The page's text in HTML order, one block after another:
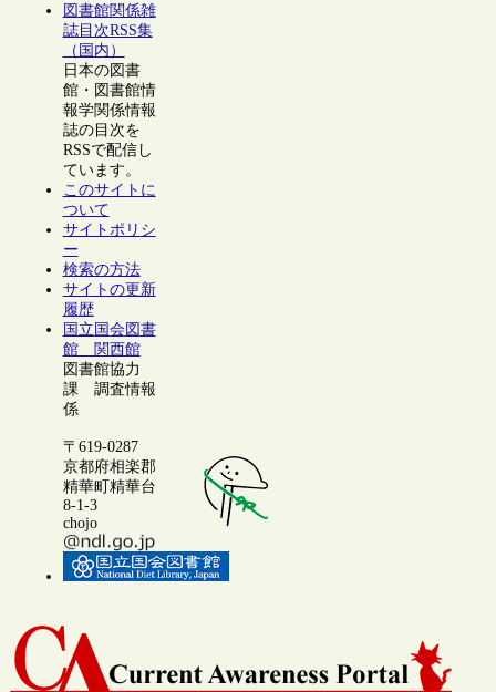
図書館関係雑
誌目次RSS集
（国内）
日本の図書
館・図書館情
報学関係情報
誌の目次を
RSSで配信し
ています。
このサイトに
ついて
サイトポリシ
ー
検索の方法
サイトの更新
履歴
国立国会図書
館 関西館
図書館協力
課 調査情報
係
〒619-0287
京都府相楽郡
精華町精華台
8-1-3
chojo